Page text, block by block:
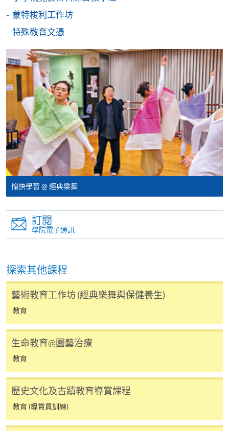
VISA 或 Mastercard、「微信支付」(Online WeChat
繳付學費。
親身報名/郵遞
報讀新課程
凡以「先到先得」為取錄方式的課程，請填妥
SF26報名表，親往報名中心
或以郵遞方式連同學
費以及所需證明文件呈交。
申請學歷頒授及專業課程可能需要其他資料，報名
表可向報名中心或有關課程負責人索取。填妥申請
報讀同一學歷頒授課程內其他單元
​學院為學歷頒授課程特設「註冊及學費通知」，適
用於一般學歷頒授課程。
(「通知」)，請填妥有關「通知」，並親往報名中
心或以郵遞方式，遞交「通知」及繳交所需費用。
有關繳費詳情，請參閱
何疑問，請詳閱個別課程資料，或聯絡有關課程負責
蒙特梭利工作坊
特殊教育文憑
愉快學習 @ 經典樂舞
訂閱
學院電子通訊
探索其他課程
藝術教育工作坊 (經典樂舞與保健養生)
教育
生命教育@園藝治療
教育
歷史文化及古蹟教育導賞課程
教育 (導賞員訓練)